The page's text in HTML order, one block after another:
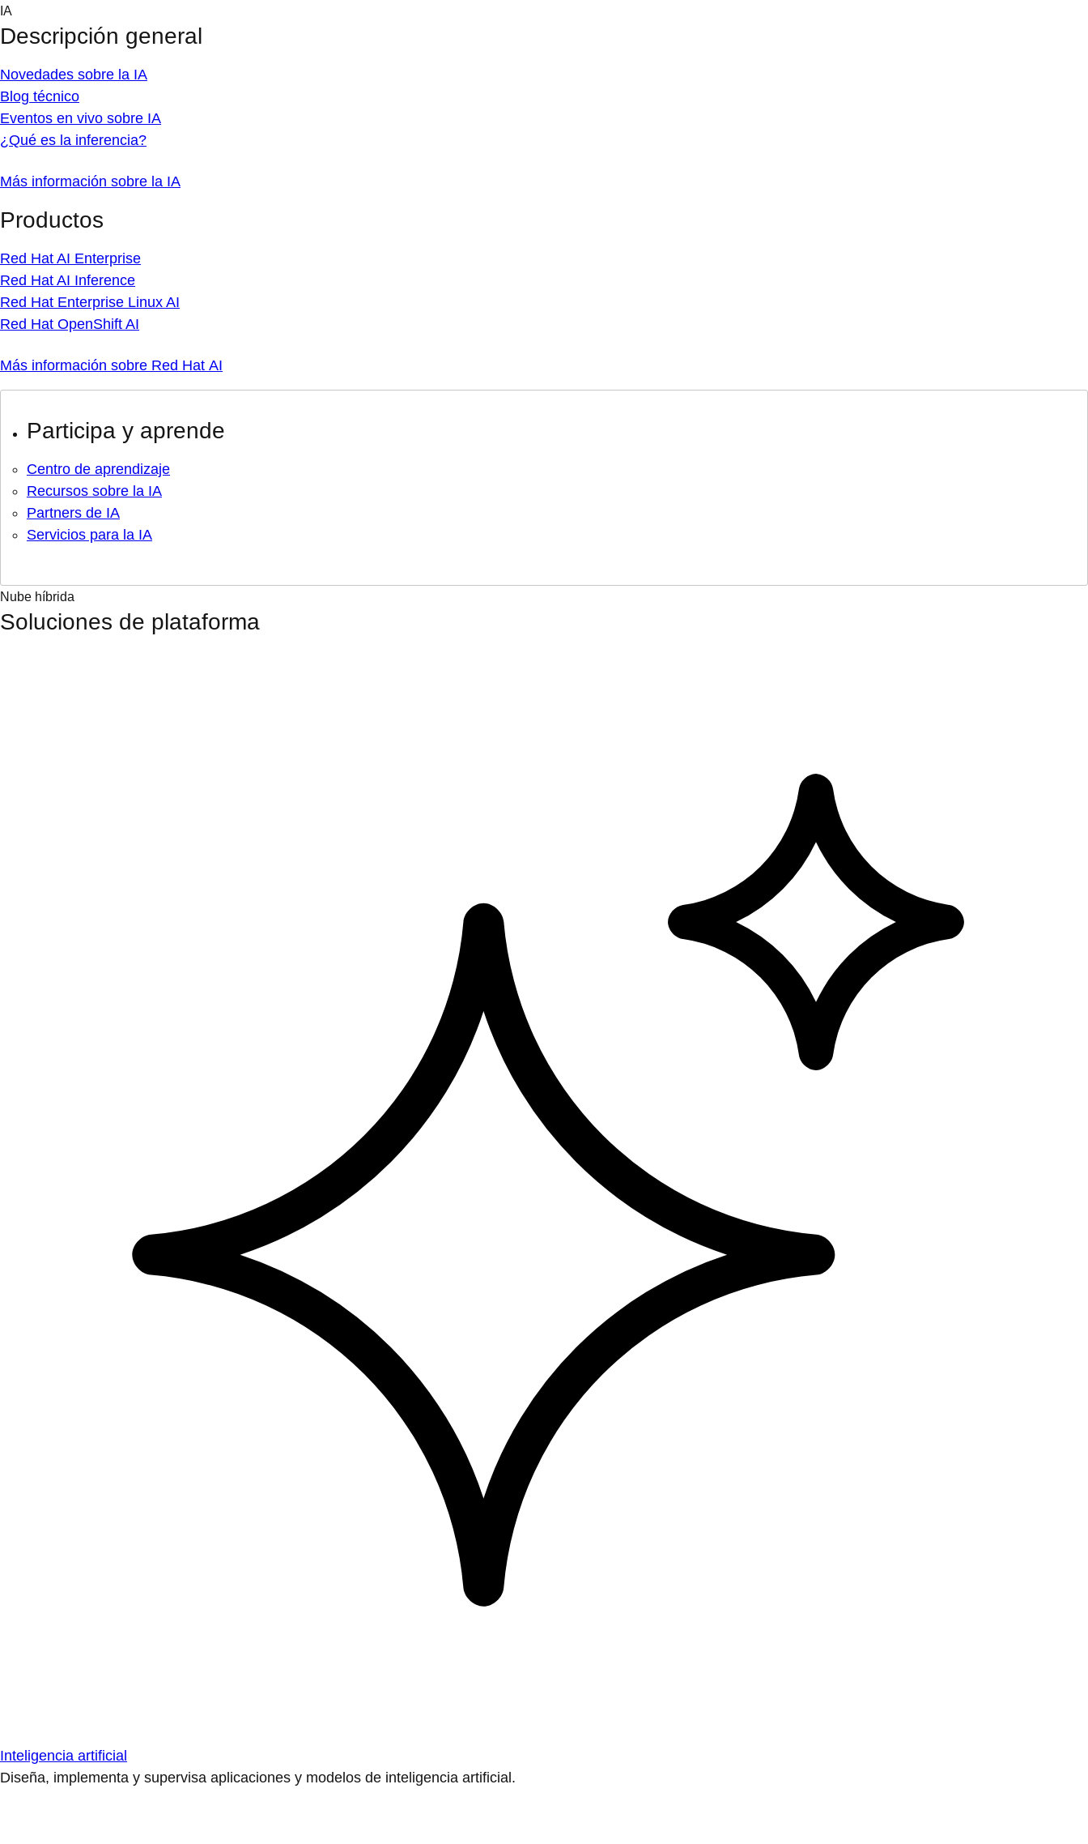
Skip
content
IA
Descripción general
Novedades sobre la IA
Blog técnico
Eventos en vivo sobre IA
¿Qué es la inferencia?
Más información sobre la IA
Productos
Red Hat AI Enterprise
Red Hat AI Inference
Red Hat Enterprise Linux AI
Red Hat OpenShift AI
Más información sobre Red Hat AI
Participa y aprende
Centro de aprendizaje
Recursos sobre la IA
Partners de IA
Servicios para la IA
Nube híbrida
Soluciones de plataforma
Inteligencia artificial
Diseña, implementa y supervisa aplicaciones y modelos de inteligencia artificial.